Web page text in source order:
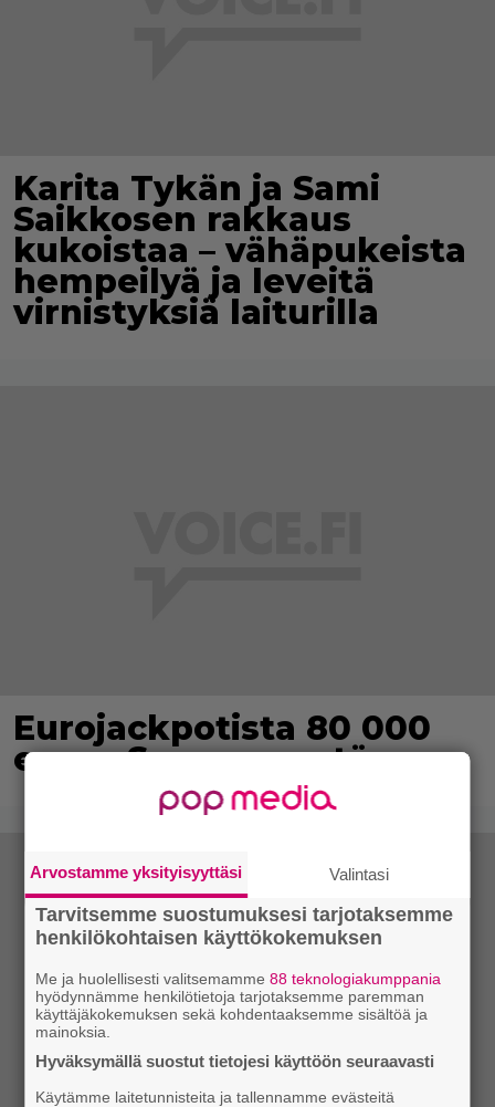
Karita Tykän ja Sami
Saikkosen rakkaus
kukoistaa – vähäpukeista
hempeilyä ja leveitä
virnistyksiä laiturilla
Eurojackpotista 80 000
euroa Suomeen – tänne
Arvostamme yksityisyyttäsi Valintasi
Tarvitsemme suostumuksesi tarjotaksemme
henkilökohtaisen käyttökokemuksen
Me ja huolellisesti valitsemamme88 teknologiakumppania
hyödynnämme henkilötietoja tarjotaksemme paremman
käyttäjäkokemuksen sekä kohdentaaksemme sisältöä ja
mainoksia.
Hyväksymällä suostut tietojesi käyttöön seuraavasti
Käytämme laitetunnisteita ja tallennamme evästeitä